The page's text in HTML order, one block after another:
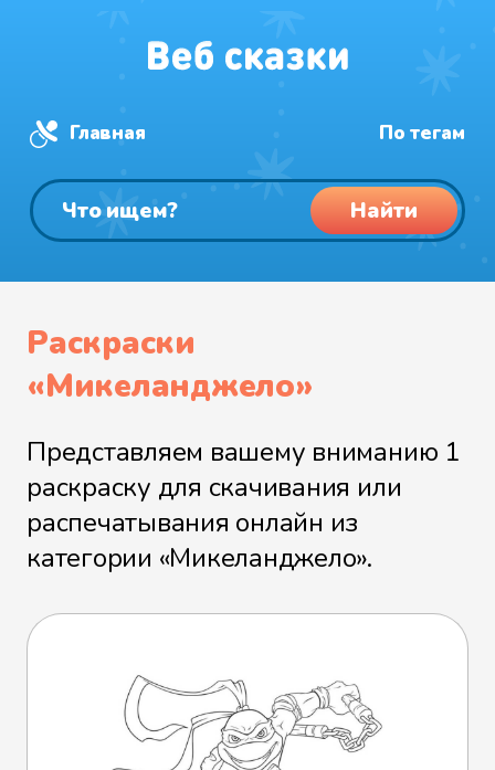
Главная По тегам
Найти
Раскраски
«Микеланджело»
Представляем вашему вниманию 1
раскраску для скачивания или
распечатывания онлайн из
категории «Микеланджело».